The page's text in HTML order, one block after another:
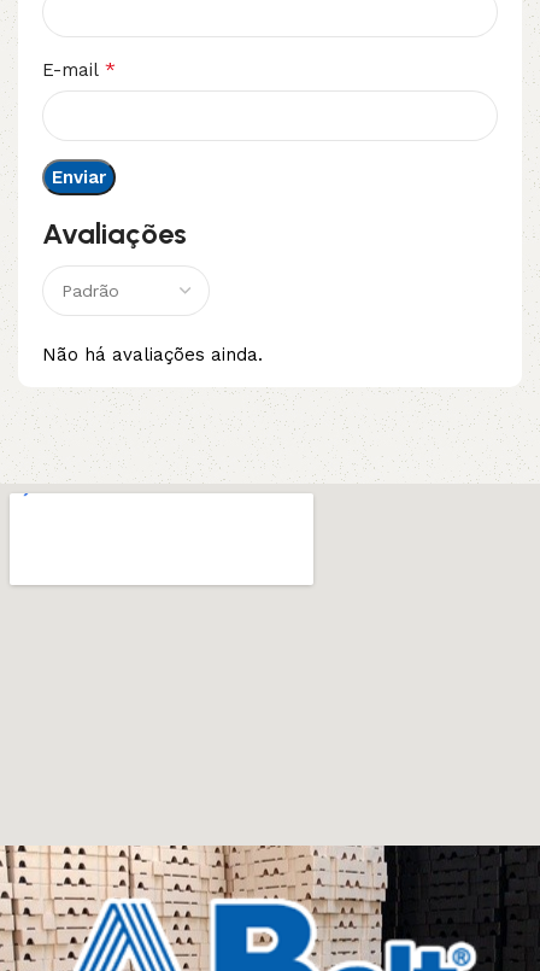
Avaliações
Não há avaliações ainda.
E-mail *